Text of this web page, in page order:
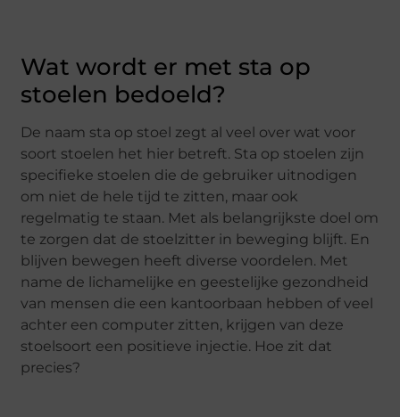
Wat wordt er met sta op
stoelen bedoeld?
De naam sta op stoel zegt al veel over wat voor
soort stoelen het hier betreft. Sta op stoelen zijn
specifieke stoelen die de gebruiker uitnodigen
om niet de hele tijd te zitten, maar ook
regelmatig te staan. Met als belangrijkste doel om
te zorgen dat de stoelzitter in beweging blijft. En
blijven bewegen heeft diverse voordelen. Met
name de lichamelijke en geestelijke gezondheid
van mensen die een kantoorbaan hebben of veel
achter een computer zitten, krijgen van deze
stoelsoort een positieve injectie. Hoe zit dat
precies?